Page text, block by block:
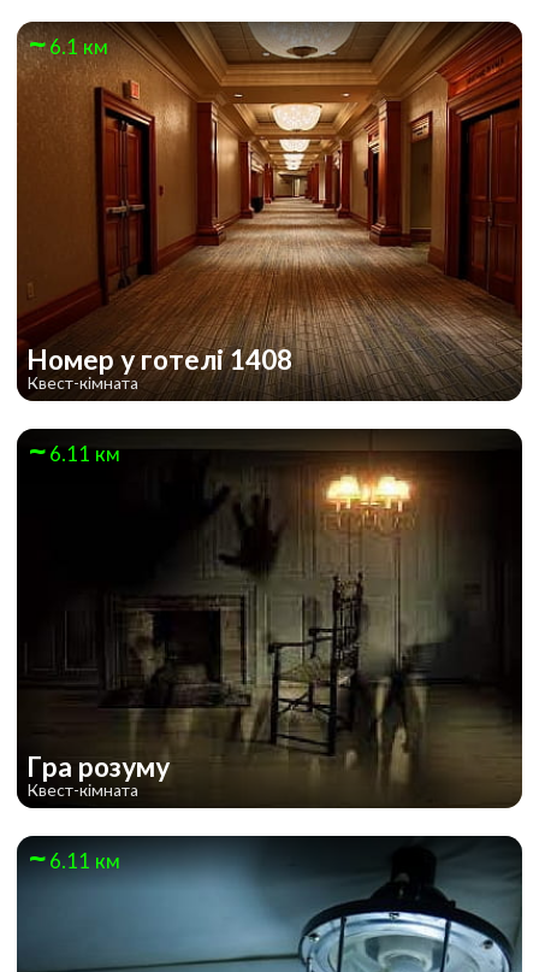
6.1 км
Номер у готелі 1408
Квест-кімната
6.11 км
Гра розуму
Квест-кімната
6.11 км